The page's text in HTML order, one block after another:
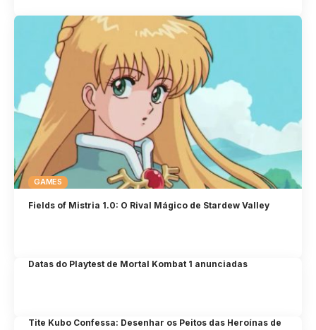
GAMES
Fields of Mistria 1.0: O Rival Mágico de Stardew Valley
Datas do Playtest de Mortal Kombat 1 anunciadas
Tite Kubo Confessa: Desenhar os Peitos das Heroínas de